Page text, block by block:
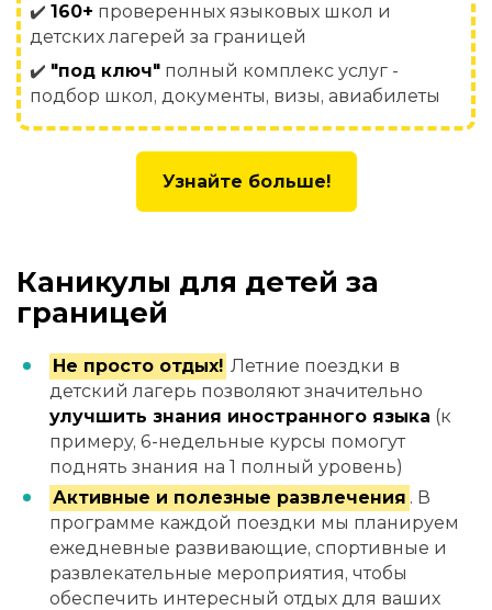
✔️ 160+ проверенных языковых школ и
детских лагерей за границей
✔️ "под ключ" полный комплекс услуг -
подбор школ, документы, визы, авиабилеты
Узнайте больше!
Каникулы для детей за
границей
Не просто отдых! Летние поездки в
детский лагерь позволяют значительно
улучшить знания иностранного языка (к
примеру, 6-недельные курсы помогут
поднять знания на 1 полный уровень)
Активные и полезные развлечения . В
программе каждой поездки мы планируем
ежедневные развивающие, спортивные и
развлекательные мероприятия, чтобы
обеспечить интересный отдых для ваших